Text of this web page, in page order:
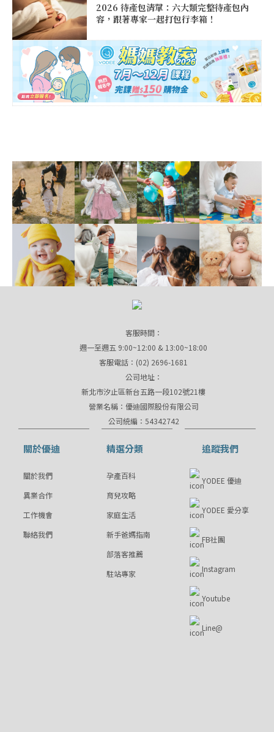
2026 待產包清單：六大類完整待產包內
容，跟著專家一起打包行李箱！
客服時間：
週一至週五 9:00~12:00 & 13:00~18:00
客服電話：(02) 2696-1681
公司地址：
新北市汐止區新台五路一段102號21樓
營業名稱：優迪國際股份有限公司
公司統編：54342742
關於優迪
關於我們
異業合作
工作機會
聯絡我們
精選分類
孕產百科
育兒攻略
家庭生活
新手爸媽指南
部落客推薦
駐站專家
追蹤我們
YODEE 優迪
YODEE 愛分享
FB社團
Instagram
Youtube
Line@